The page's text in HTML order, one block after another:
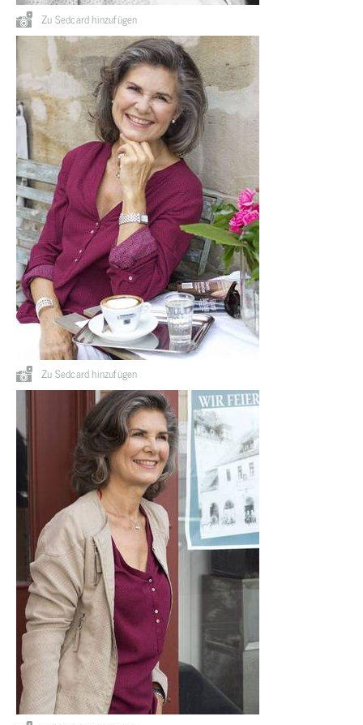
Zu Sedcard hinzufügen
Zu Sedcard hinzufügen